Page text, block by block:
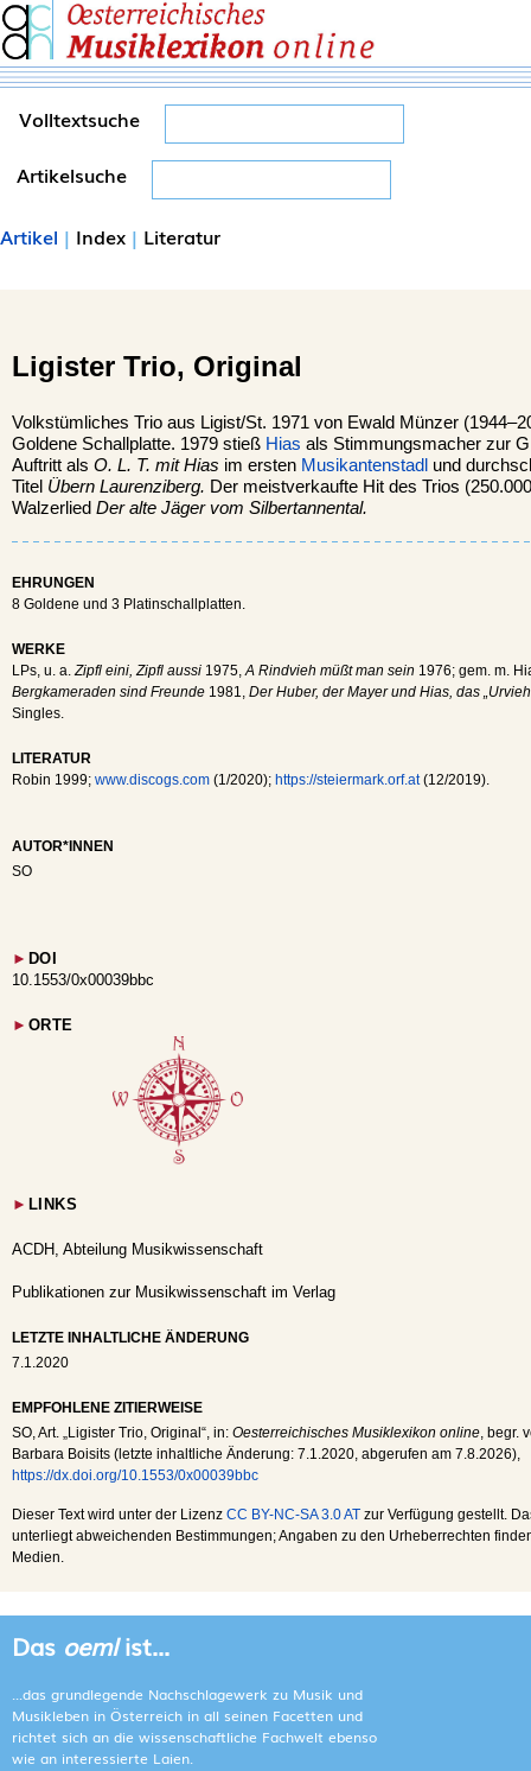
Volltextsuche
Artikelsuche
Artikel | Index | Literatur
Ligister Trio, Original
Volkstümliches Trio aus Ligist/St. 1971 von Ewald Münzer
Goldene Schallplatte. 1979 stieß Hias als Stimmungsmacher zur
Auftritt als O. L. T. mit Hias im ersten Musikantenstadl
und
Titel Übern Laurenziberg. Der meistverkaufte Hit des Trios
Walzerlied Der alte Jäger vom Silbertannental.
EHRUNGEN
8 Goldene und 3 Platinschallplatten.
WERKE
LPs, u. a.Zipfl eini, Zipfl aussi 1975,A Rindvieh müßt man sein 1976; gem. m.
Bergkameraden sind Freunde 1981, Der Huber, der Mayer und Hias, das
Singles.
LITERATUR
Robin 1999; www.discogs.com (1/2020); https://steiermark.orf.at(12/2019).
AUTOR*INNEN
SO
► DOI
10.1553/0x00039bbc
► ORTE
► LINKS
ACDH, Abteilung Musikwissenschaft
Publikationen zur Musikwissenschaft im Verlag
LETZTE INHALTLICHE ÄNDERUNG
7.1.2020
EMPFOHLENE ZITIERWEISE
SO , Art. „Ligister Trio, Original“, in: Oesterreichisches Musiklexikon online , begr.
Barbara Boisits (letzte inhaltliche Änderung: 7.1.2020 , abgerufen am 7.8.2026),
https://dx.doi.org/10.1553/0x00039bbc
Dieser Text wird unter der Lizenz CC BY-NC-SA 3.0 AT zur Verfügung gestellt.
unterliegt abweichenden Bestimmungen; Angaben zu den Urheberrechten
Medien.
Das oemlist...
...das grundlegende Nachschlagewerk zu Musik und
Musikleben in Österreich in all seinen Facetten und
richtet sich an die wissenschaftliche Fachwelt ebenso
wie an interessierte Laien.